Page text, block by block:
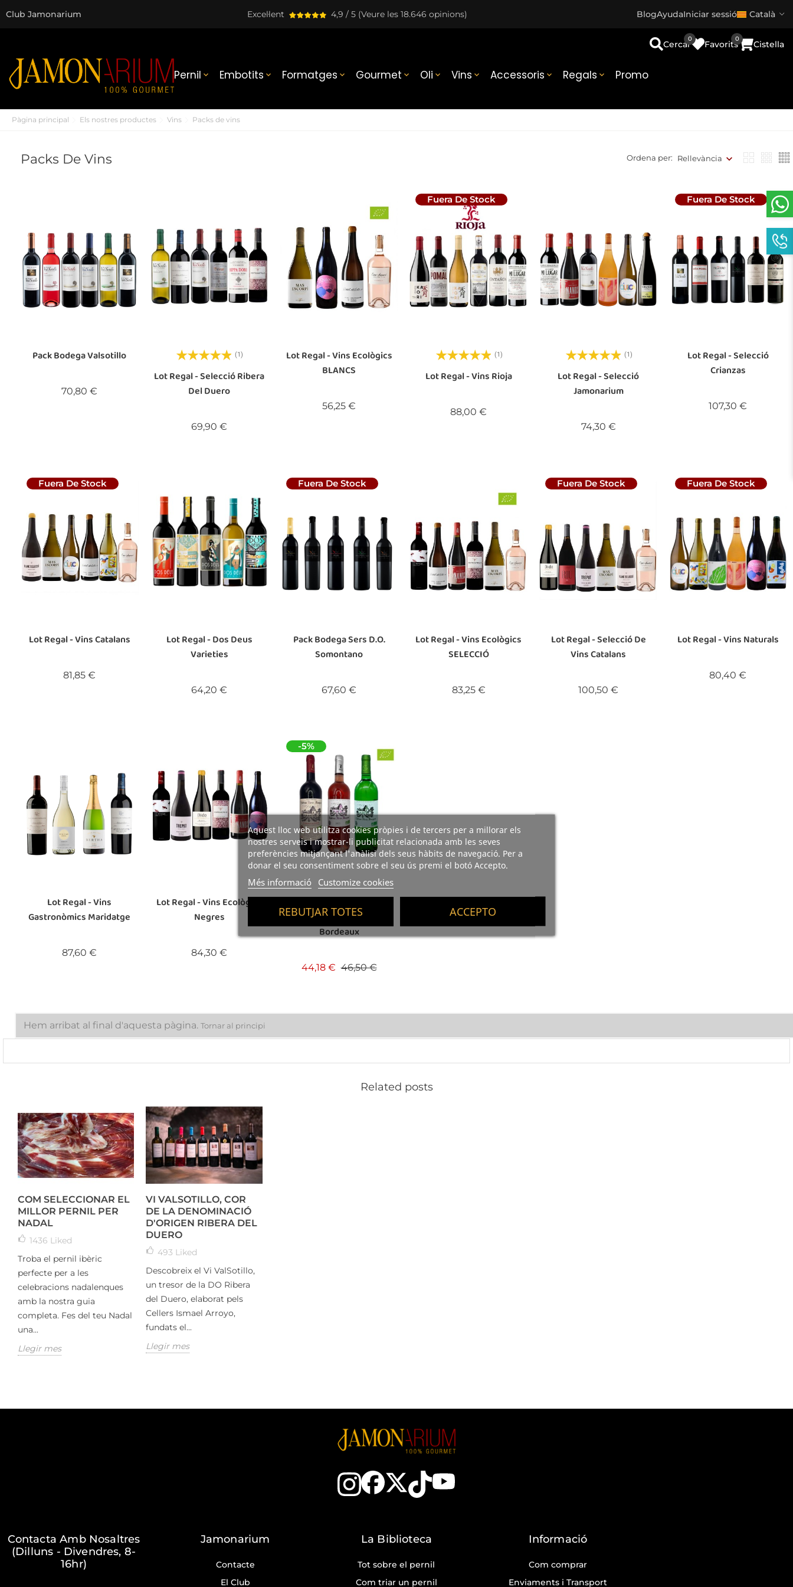
Aquest lloc web utilitza cookies pròpies i de tercers per a millorar els
nostres serveis i mostrar-li publicitat relacionada amb les seves
preferències mitjançant l'anàlisi dels seus hàbits de navegació. Per a
donar el seu consentiment sobre el seu ús premi el botó Accepto.
Més informació Customize cookies
REBUTJAR TOTES ACCEPTO
Club Jamonarium Excel·lent 4,9 / 5 (Veure les 18.646 opinions) BlogAyudaIniciar sessió Català
Pernil  Embotits  Formatges  Gourmet  Oli  Vins  Accessoris  Regals  Promo
Cercar Favorits
0
Cistella
0
Pàgina principal Els nostres productes Vins Packs de vins
Packs De Vins Ordena per: Rellevància
Pack Bodega Valsotillo
70,80 €
(1)
Lot Regal - Selecció Ribera
Del Duero
69,90 €
Lot Regal - Vins Ecològics
BLANCS
56,25 €
Fuera De Stock
(1)
Lot Regal - Vins Rioja
88,00 €
(1)
Lot Regal - Selecció
Jamonarium
74,30 €Preu
Fuera De Stock
Lot Regal - Selecció
Crianzas
107,30 €
Fuera De Stock
Lot Regal - Vins Catalans
81,85 €
Lot Regal - Dos Deus
Varieties
64,20 €
Fuera De Stock
Pack Bodega Sers D.O.
Somontano
67,60 €
Lot Regal - Vins Ecològics
SELECCIÓ
83,25 €Preu
Fuera De Stock
Lot Regal - Selecció De
Vins Catalans
100,50 €
Fuera De Stock
Lot Regal - Vins Naturals
80,40 €
Lot Regal - Vins
Gastronòmics Maridatge
87,60 €
Lot Regal - Vins Ecològics
Negres
84,30 €
-5%
Vieux Mougnac AOC
Bordeaux
44,18 € Preu base
46,50 €Preu
Hem arribat al final d'aquesta pàgina. Tornar al principi
Related posts
COM SELECCIONAR EL
MILLOR PERNIL PER
NADAL
1436 Liked
Troba el pernil ibèric
perfecte per a les
celebracions nadalenques
amb la nostra guia
completa. Fes del teu Nadal
una...
Llegir mes
VI VALSOTILLO, COR
DE LA DENOMINACIÓ
D'ORIGEN RIBERA DEL
DUERO
493 Liked
Descobreix el Vi ValSotillo,
un tresor de la DO Ribera
del Duero, elaborat pels
Cellers Ismael Arroyo,
fundats el...
Llegir mes
Contacta Amb Nosaltres
(Dilluns - Divendres, 8-
16hr)
Jamonarium
Contacte
El Club
La Biblioteca
Tot sobre el pernil
Com triar un pernil
Informació
Com comprar
Enviaments i Transport